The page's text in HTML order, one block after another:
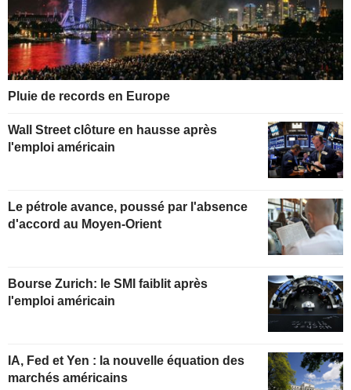
Pluie de records en Europe
Wall Street clôture en hausse après
l'emploi américain
Le pétrole avance, poussé par l'absence
d'accord au Moyen-Orient
Bourse Zurich: le SMI faiblit après
l'emploi américain
IA, Fed et Yen : la nouvelle équation des
marchés américains